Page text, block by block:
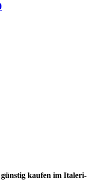
kaufen im Italeri-